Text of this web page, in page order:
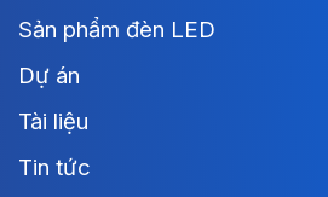
Sản phẩm đèn LED
Dự án
Tài liệu
Tin tức